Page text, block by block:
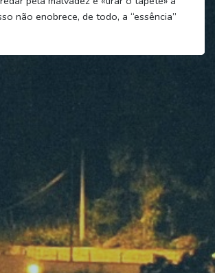
não enobrece, de todo, a “essência”